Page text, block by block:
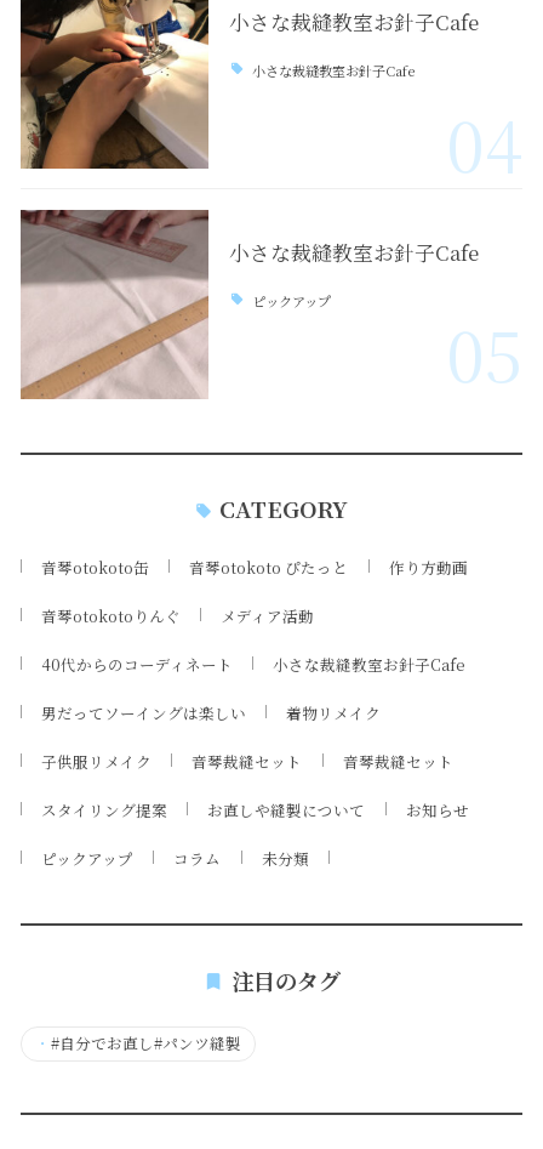
小さな裁縫教室お針子Cafe
小さな裁縫教室お針子Cafe
04
小さな裁縫教室お針子Cafe
ピックアップ
05
CATEGORY
音琴otokoto缶 音琴otokoto ぴたっと 作り方動画
音琴otokotoりんぐ メディア活動
40代からのコーディネート 小さな裁縫教室お針子Cafe
男だってソーイングは楽しい 着物リメイク
子供服リメイク 音琴裁縫セット 音琴裁縫セット
スタイリング提案 お直しや縫製について お知らせ
ピックアップ コラム 未分類
注目のタグ
・ #自分でお直し#パンツ縫製